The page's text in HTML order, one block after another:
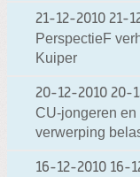
21-12-2010 21-
PerspectieF
Kuiper
20-12-2010 20-
CU-jongeren en
verwerping
16-12-2010 16-